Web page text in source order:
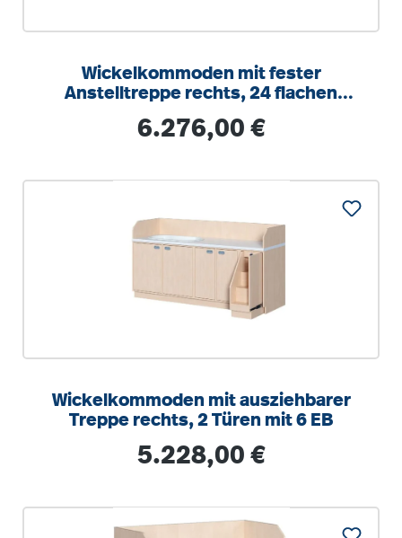
Wickelkommoden mit fester
Anstelltreppe rechts, 24 flachen
Regulärer Preis:
6.276,00 €
Wickelkommoden mit ausziehbarer
Treppe rechts, 2 Türen mit 6 EB
Regulärer Preis:
5.228,00 €